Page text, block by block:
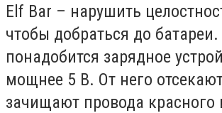
Elf Bar – нарушить
чтобы добраться до
понадобится зарядное
мощнее 5 В. От него
зачищают провода красного